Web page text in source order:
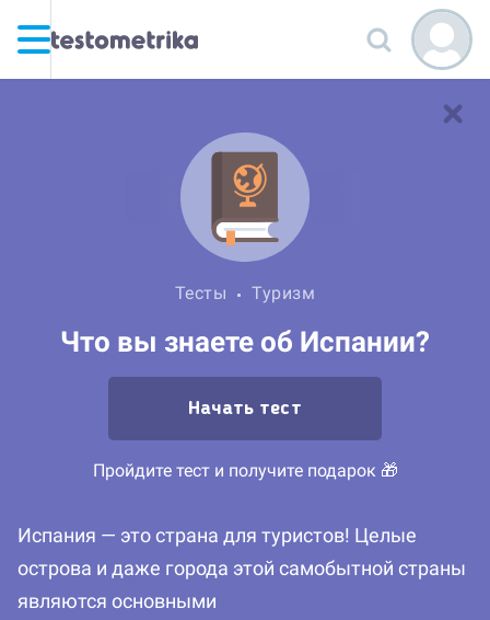
Тесты Туризм
Что вы знаете об Испании?
Начать тест
Пройдите тест и получите подарок 🎁
Испания — это страна для туристов! Целые
острова и даже города этой самобытной страны
являются основными